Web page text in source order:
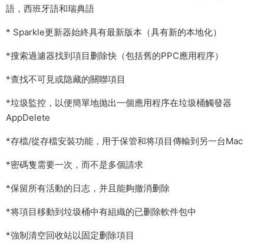
語，西班牙語和瑞典語
* Sparkle更新器始終具有最新版本（具有新的本地化）
*搜索過濾器找到項目删除快（包括舊的PPC應用程序）
*查找不可見或隐藏的關聯項目
*垃圾監控，以便簡單地抛出一個應用程序在垃圾桶觸發器
AppDelete
*存檔/從存檔安裝功能，用于保管和将項目傳輸到另一台Mac
*密碼隻需要一次，而不是多個請求
*保留所有活動的日志，并且能夠撤消删除
*将項目移動到垃圾桶中有組織的已删除軟件包中
*強制清空回收站以固定删除項目